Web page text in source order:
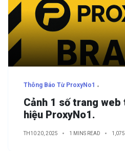
Thông Báo Từ ProxyNo1
Cảnh 1 số trang
hiệu ProxyNo1.
TH10 20, 2025 1 MINS READ 1,075